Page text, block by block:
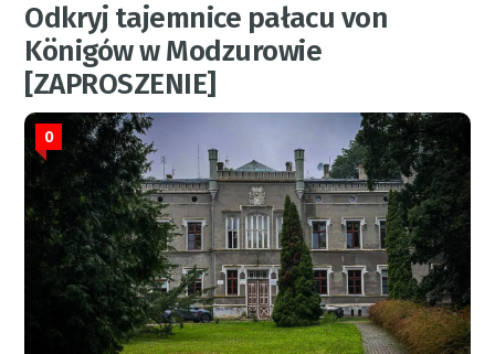
Odkryj tajemnice pałacu von
Königów w Modzurowie
[ZAPROSZENIE]
0